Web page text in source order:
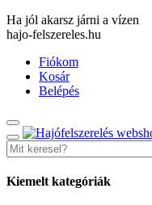
Ha jól akarsz járni a vízen
hajo-felszereles.hu
Fiókom
Kosár
Belépés
Kiemelt kategóriák